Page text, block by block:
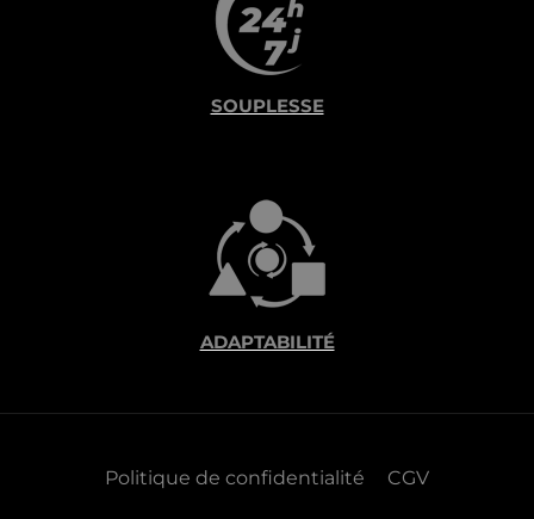
SOUPLESSE
ADAPTABILITÉ
Politique de confidentialité CGV